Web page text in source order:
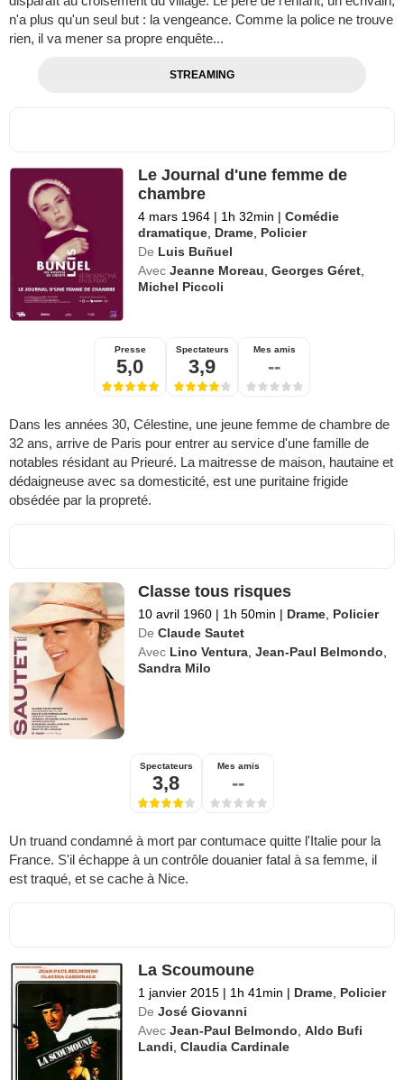
n'a plus qu'un seul but : la vengeance. Comme la police ne trouve
rien, il va mener sa propre enquête...
STREAMING
Le Journal d'une femme de
chambre
4 mars 1964 | 1h 32min | Comédie
dramatique Drame Policier
De Luis Buñuel
Avec Jeanne Moreau ,Georges Géret
Michel Piccoli
Presse
5,0
Spectateurs
3,9
Mes amis
--
Dans les années 30, Célestine, une jeune femme de chambre de
32 ans, arrive de Paris pour entrer au service d'une famille de
notables résidant au Prieuré. La maitresse de maison, hautaine et
dédaigneuse avec sa domesticité, est une puritaine frigide
obsédée par la propreté.
Classe tous risques
10 avril 1960 | 1h 50min | Drame Policier
De Claude Sautet
Avec Lino Ventura ,Jean-Paul Belmondo
Sandra Milo
Spectateurs
3,8
Mes amis
--
Un truand condamné à mort par contumace quitte l'Italie pour la
France. S'il échappe à un contrôle douanier fatal à sa femme, il
est traqué, et se cache à Nice.
La Scoumoune
1 janvier 2015 | 1h 41min | Drame Policier
De José Giovanni
Avec Jean-Paul Belmondo ,Aldo Bufi
Landi ,Claudia Cardinale